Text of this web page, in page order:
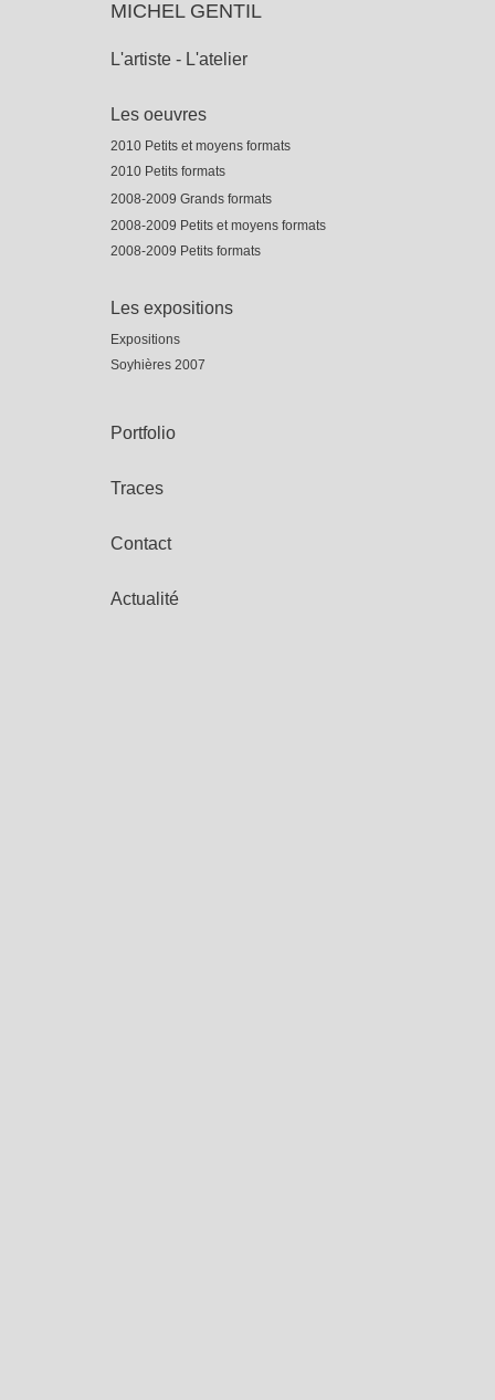
MICHEL GENTIL
Expositions
Soyhières 2007
Les oeuvres
L'artiste - L'atelier
Portfolio
Les expositions
Contact
Actualité
2010 Petits et moyens formats
2010 Petits formats
2008-2009 Grands formats
2008-2009 Petits et moyens formats
2008-2009 Petits formats
Traces